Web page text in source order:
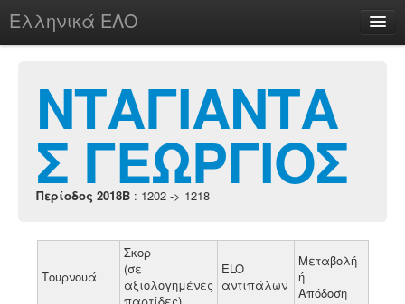
Ελληνικά ΕΛΟ
chesstu.be @ discord
Login
ΝΤΑΓΙΑΝΤΑ
Σ ΓΕΩΡΓΙΟΣ
Περίοδος 2018B : 1202 -> 1218
Τουρνουά
Σκορ
(σε
αξιολογημένες
ELO
αντιπάλων
Μεταβολή
ή
Απόδοση